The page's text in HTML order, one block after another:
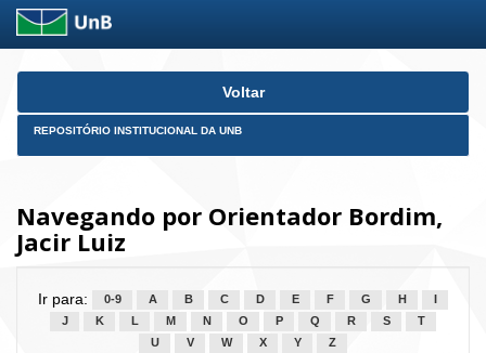
Skip
Voltar
REPOSITÓRIO INSTITUCIONAL DA UNB
Navegando por Orientador Bordim,
Jacir Luiz
Ir para: 0-9 A B C D E F G H
J
K L M N O P Q R S
T
U
V W X Y Z